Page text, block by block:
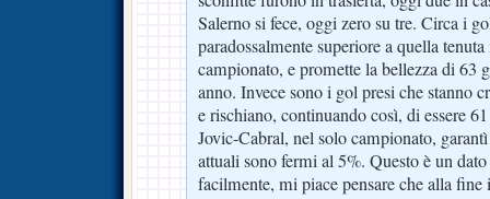
Salerno si fece, oggi zero su tre. Circa i
paradossalmente superiore a quella
campionato, e promette la bellezza di 63
anno. Invece sono i gol presi che stanno
e rischiano, continuando così, di essere
Jovic-Cabral, nel solo campionato,
attuali sono fermi al 5%. Questo è un
facilmente, mi piace pensare che alla